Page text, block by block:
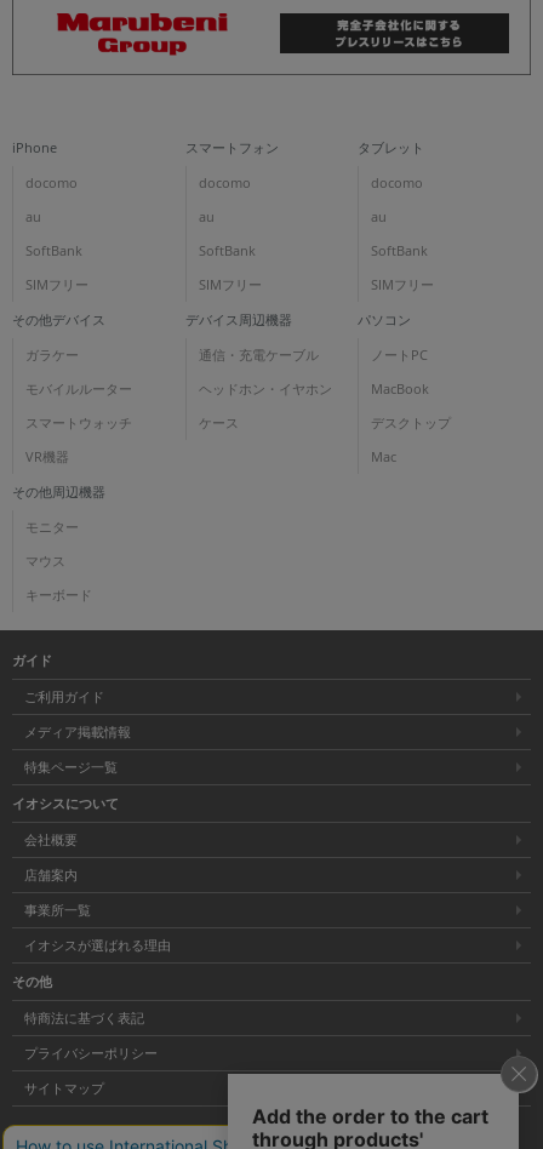
iPhone
docomo
au
SoftBank
SIMフリー
スマートフォン
docomo
au
SoftBank
SIMフリー
タブレット
docomo
au
SoftBank
SIMフリー
その他デバイス
ガラケー
モバイルルーター
スマートウォッチ
VR機器
デバイス周辺機器
通信・充電ケーブル
ヘッドホン・イヤホン
ケース
パソコン
ノートPC
MacBook
デスクトップ
Mac
その他周辺機器
モニター
マウス
キーボード
ガイド
ご利用ガイド
メディア掲載情報
特集ページ一覧
イオシスについて
会社概要
店舗案内
事業所一覧
イオシスが選ばれる理由
その他
特商法に基づく表記
プライバシーポリシー
サイトマップ